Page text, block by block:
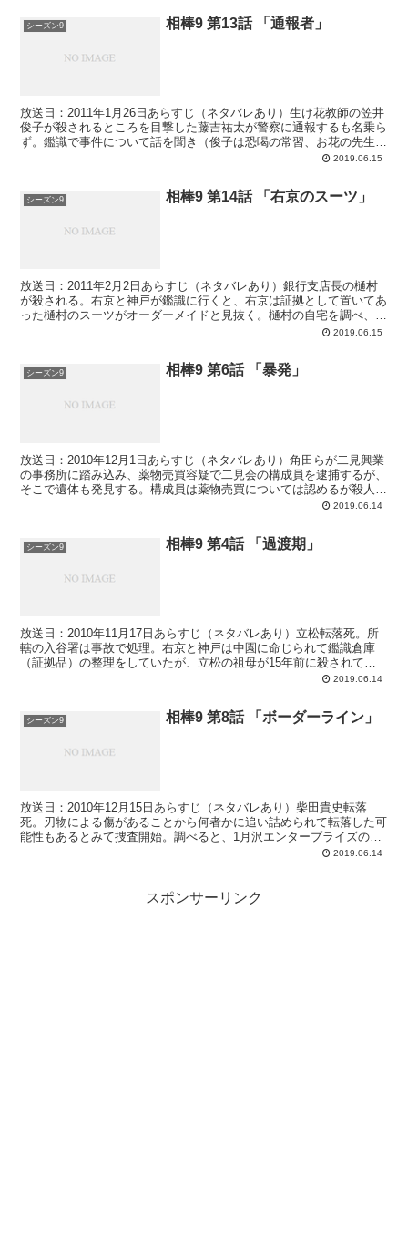
シーズン9 相棒9 第13話 「通報者」
放送日：2011年1月26日あらすじ（ネタバレあり）生け花教師の笠井
俊子が殺されるところを目撃した藤吉祐太が警察に通報するも名乗ら
ず。鑑識で事件について話を聞き（俊子は恐喝の常習、お花の先生と
2019.06.15
シーズン9 相棒9 第14話 「右京のスーツ」
放送日：2011年2月2日あらすじ（ネタバレあり）銀行支店長の樋村
が殺される。右京と神戸が鑑識に行くと、右京は証拠として置いてあ
った樋村のスーツがオーダーメイドと見抜く。樋村の自宅を調べ、殺
されたときに着ていたスーツだけがクラシカルなスタイ... 2019.06.15
シーズン9 相棒9 第6話 「暴発」
放送日：2010年12月1日あらすじ（ネタバレあり）角田らが二見興業
の事務所に踏み込み、薬物売買容疑で二見会の構成員を逮捕するが、
そこで遺体も発見する。構成員は薬物売買については認めるが殺人に
2019.06.14
シーズン9 相棒9 第4話 「過渡期」
放送日：2010年11月17日あらすじ（ネタバレあり）立松転落死。所
轄の入谷署は事故で処理。右京と神戸は中園に命じられて鑑識倉庫
（証拠品）の整理をしていたが、立松の祖母が15年前に殺されてい
ることなどを米沢から聞いて調べ始める。入谷署に行っ... 2019.06.14
シーズン9 相棒9 第8話 「ボーダーライン」
放送日：2010年12月15日あらすじ（ネタバレあり）柴田貴史転落
死。刃物による傷があることから何者かに追い詰められて転落した可
能性もあるとみて捜査開始。調べると、1月沢エンタープライズの正
社員になる沢エンタープライズを解雇されゴーダ土建（... 2019.06.14
スポンサーリンク